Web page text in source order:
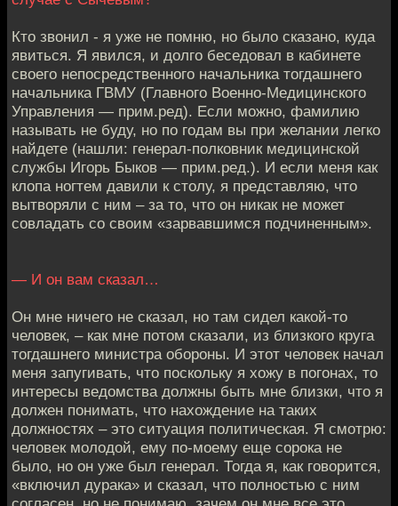
Кто звонил - я уже не помню, но было сказано, куда
явиться. Я явился, и долго беседовал в кабинете
своего непосредственного начальника тогдашнего
начальника ГВМУ (Главного Военно-Медицинского
Управления — прим.ред). Если можно, фамилию
называть не буду, но по годам вы при желании легко
найдете (нашли: генерал-полковник медицинской
службы Игорь Быков — прим.ред.). И если меня как
клопа ногтем давили к столу, я представляю, что
вытворяли с ним – за то, что он никак не может
совладать со своим «зарвавшимся подчиненным».
— И он вам сказал…
Он мне ничего не сказал, но там сидел какой-то
человек, – как мне потом сказали, из близкого круга
тогдашнего министра обороны. И этот человек начал
меня запугивать, что поскольку я хожу в погонах, то
интересы ведомства должны быть мне близки, что я
должен понимать, что нахождение на таких
должностях – это ситуация политическая. Я смотрю:
человек молодой, ему по-моему еще сорока не
было, но он уже был генерал. Тогда я, как говорится,
«включил дурака» и сказал, что полностью с ним